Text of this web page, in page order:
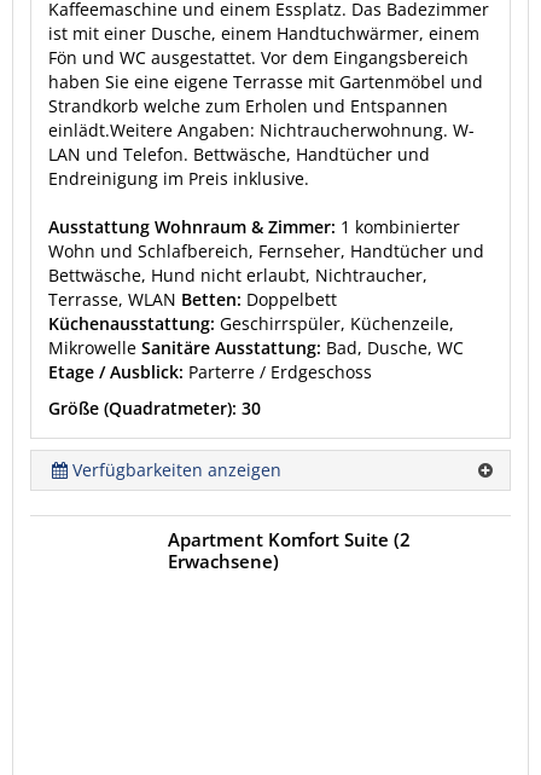
Kaffeemaschine und einem Essplatz. Das Badezimmer
ist mit einer Dusche, einem Handtuchwärmer, einem
Fön und WC ausgestattet. Vor dem Eingangsbereich
haben Sie eine eigene Terrasse mit Gartenmöbel und
Strandkorb welche zum Erholen und Entspannen
einlädt.Weitere Angaben: Nichtraucherwohnung. W-
LAN und Telefon. Bettwäsche, Handtücher und
Endreinigung im Preis inklusive.
Ausstattung Wohnraum & Zimmer: 1 kombinierter
Wohn und Schlafbereich, Fernseher, Handtücher und
Bettwäsche, Hund nicht erlaubt, Nichtraucher,
Terrasse, WLAN Betten: Doppelbett
Küchenausstattung: Geschirrspüler, Küchenzeile,
Mikrowelle Sanitäre Ausstattung: Bad, Dusche, WC
Etage / Ausblick: Parterre / Erdgeschoss
Größe (Quadratmeter): 30
Verfügbarkeiten anzeigen
Apartment Komfort Suite (2
Erwachsene)